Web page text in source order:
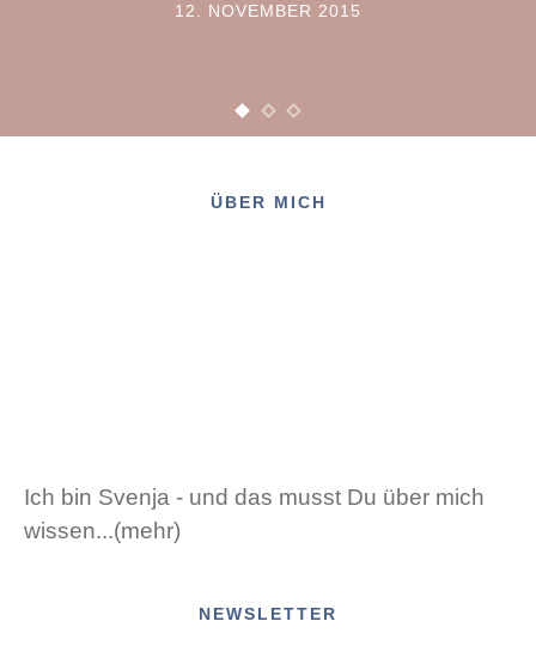
POSTED ON
12. NOVEMBER 2015
ÜBER MICH
Ich bin Svenja - und das musst Du über mich
wissen...(mehr)
NEWSLETTER